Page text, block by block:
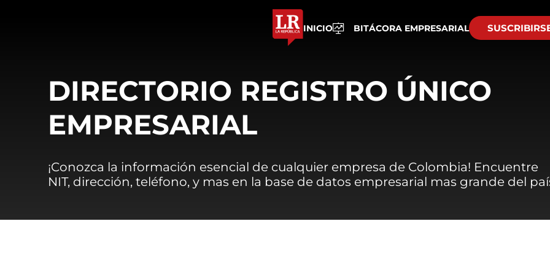
INICIO BITÁCORA EMPRESARIAL
DIRECTORIO REGISTRO ÚNICO
EMPRESARIAL
¡Conozca la información esencial de cualquier empresa de Colombia! Encuentre
NIT, dirección, teléfono, y mas en la base de datos empresarial mas grande del